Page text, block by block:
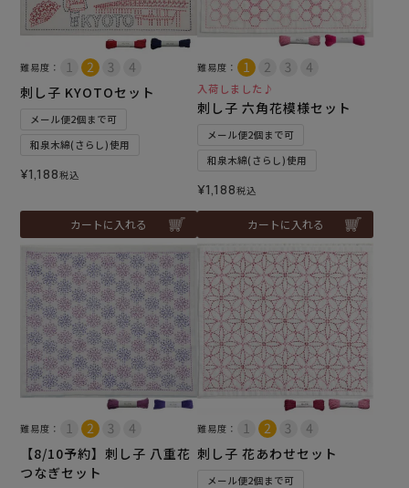
難易度：
刺し子 KYOTOセット
メール便2個まで可
和泉木綿(さらし)使用
¥1,188税込
カートに入れる
難易度：
入荷しました♪
刺し子 六角花模様セット
メール便2個まで可
和泉木綿(さらし)使用
¥1,188税込
カートに入れる
難易度：
【8/10予約】刺し子 八重花
つなぎセット
難易度：
刺し子 花あわせセット
メール便2個まで可